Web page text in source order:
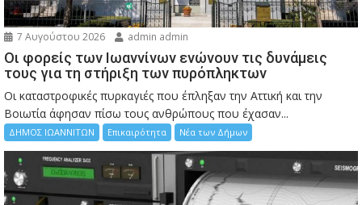
7 Αυγούστου 2026 admin admin
Οι φορείς των Ιωαννίνων ενώνουν τις δυνάμεις
τους για τη στήριξη των πυρόπληκτων
Οι καταστροφικές πυρκαγιές που έπληξαν την Αττική και την
Bοιωτία άφησαν πίσω τους ανθρώπους που έχασαν...
ΔΗΜΟΣ ΙΩΑΝΝΙΤΩΝ Επικαιρότητα Νέα των Δήμων